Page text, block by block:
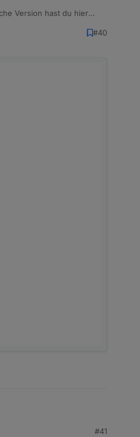
Version hast du hier
#40
#41